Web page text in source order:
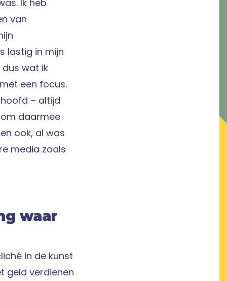
Ik heb
van
lastig in mijn
wat ik
een focus.
– altijd
daarmee
ook, al was
media zoals
waar
in de kunst
geld verdienen